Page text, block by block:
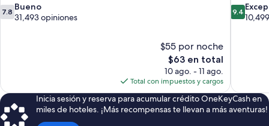
7.8
de
7.8 Bueno
31,493 opiniones
$55 por noche
El
precio
actual
es
de
$63
$63 en total
10 ago. - 11 ago.
Total con impuestos y cargos
9.4
de
9.4
Inicia sesión y reserva para acumular crédito OneKeyCash en
miles de hoteles. ¡Más recompensas te llevan a más aventuras!